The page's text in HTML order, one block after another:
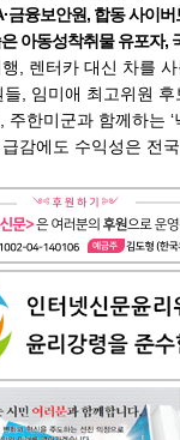
금융보안원, 합동 사이
아동성착취물 유포자,
, 렌터카 대신 차를
, 임미애 최고위원 후
과 함께하는 ‘낙동강 수상스
은 전국 평균 ‘2배’... 구미 코스닥 상장